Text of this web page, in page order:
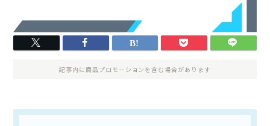
記事内に商品プロモーションを含む場合があります